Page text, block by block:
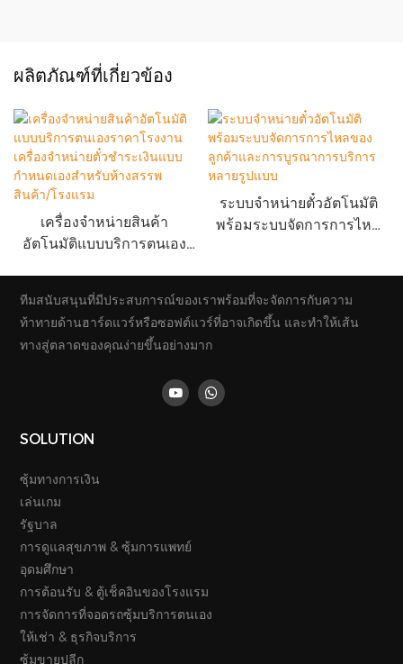
ผลิตภัณฑ์ที่เกี่ยวข้อง
เครื่องจำหน่ายสินค้า
อัตโนมัติแบบบริการตนเอง
สำหรับห้างสรรพสินค้า/
โรงแรม
ระบบจำหน่ายตั๋วอัตโนมัติ
พร้อมระบบจัดการการไหล
ทีมสนับสนุนที่มีประสบการณ์ของเราพร้อมที่จะจัดการกับความ
ท้าทายด้านฮาร์ดแวร์หรือซอฟต์แวร์ที่อาจเกิดขึ้น และทำให้เส้น
ทางสู่ตลาดของคุณง่ายขึ้นอย่างมาก
SOLUTION
ซุ้มทางการเงิน
เล่นเกม
รัฐบาล
การดูแลสุขภาพ & ซุ้มการแพทย์
อุดมศึกษา
การต้อนรับ & ตู้เช็คอินของโรงแรม
การจัดการที่จอดรถซุ้มบริการตนเอง
ให้เช่า & ธุรกิจบริการ
ซุ้มขายปลีก